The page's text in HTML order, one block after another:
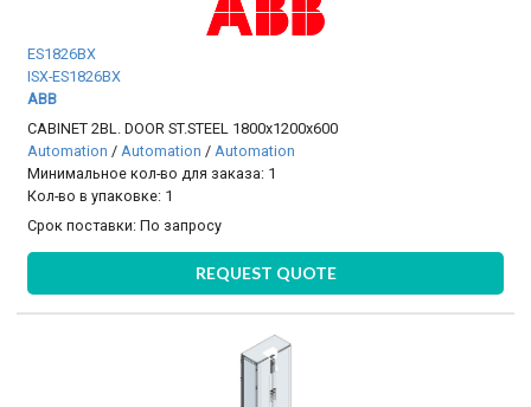
ES1826BX
ISX-ES1826BX
ABB
CABINET 2BL. DOOR ST.STEEL 1800x1200x600
Automation /Automation /Automation
Минимальное кол-во для заказа: 1
Кол-во в упаковке: 1
Срок поставки:По запросу
REQUEST QUOTE